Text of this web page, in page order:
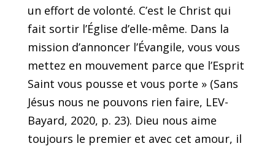
un effort de volonté. C’est le Christ qui
fait sortir l’Église d’elle-même. Dans la
mission d’annoncer l’Évangile, vous vous
mettez en mouvement parce que l’Esprit
Saint vous pousse et vous porte » (Sans
Jésus nous ne pouvons rien faire, LEV-
Bayard, 2020, p. 23). Dieu nous aime
toujours le premier et avec cet amour, il